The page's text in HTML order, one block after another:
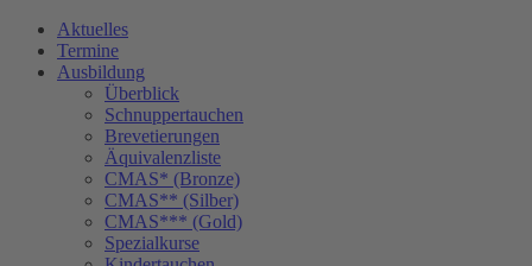
Aktuelles
Termine
Ausbildung
Überblick
Schnuppertauchen
Brevetierungen
Äquivalenzliste
CMAS* (Bronze)
CMAS** (Silber)
CMAS*** (Gold)
Spezialkurse